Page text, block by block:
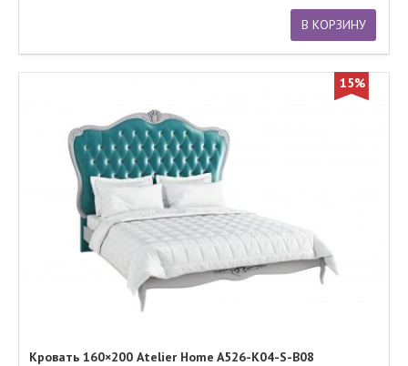
В КОРЗИНУ
15%
Кровать 160×200 Atelier Home A526-K04-S-B08